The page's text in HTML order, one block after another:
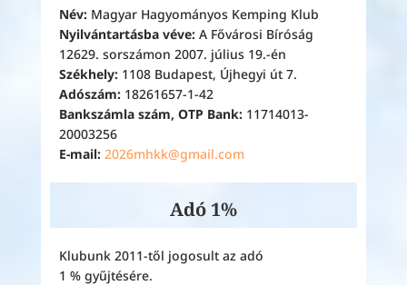
Név: Magyar Hagyományos Kemping Klub
Nyilvántartásba véve:A Fővárosi Bíróság
12629. sorszámon 2007. július 19.-én
Székhely:1108 Budapest, Újhegyi út 7.
Adószám:18261657-1-42
Bankszámla szám, OTP Bank:11714013-
20003256
E-mail: 2026mhkk@gmail.com
Adó 1%
Klubunk 2011-től jogosult az adó
1 % gyűjtésére.